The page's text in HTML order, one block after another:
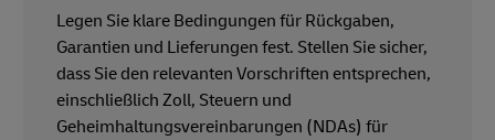
Legen Sie klare Bedingungen für Rückgaben,
Garantien und Lieferungen fest. Stellen Sie sicher,
dass Sie den relevanten Vorschriften entsprechen,
einschließlich Zoll, Steuern und
Geheimhaltungsvereinbarungen (NDAs) für